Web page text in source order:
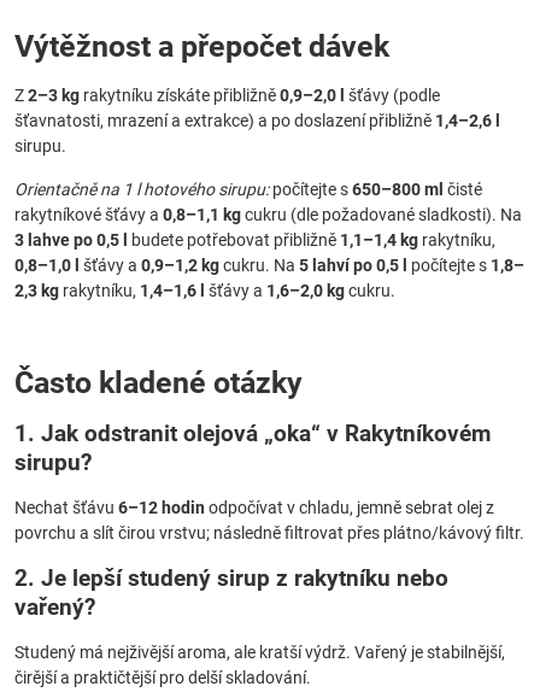
Výtěžnost a přepočet dávek
Z2–3 kg rakytníku získáte přibližně0,9–2,0 l
šťávy (podle
šťavnatosti, mrazení a extrakce) a po doslazení přibližně 1,4–2,6 l
sirupu.
Orientačně na 1 l hotového sirupu:počítejte s650–800 ml čisté
rakytníkové šťávy a 0,8–1,1 kgcukru (dle požadované sladkosti). Na
3 lahve po 0,5 l
budete potřebovat přibližně 1,1–1,4 kg rakytníku,
0,8–1,0 l
šťávy a 0,9–1,2 kgcukru. Na 5 lahví po 0,5 l počítejte s 1,8–
2,3 kg rakytníku, 1,4–1,6 l šťávy a 1,6–2,0 kgcukru.
Často kladené otázky
1. Jak odstranit olejová „oka“ v Rakytníkovém
sirupu?
Nechat šťávu 6–12 hodin odpočívat v chladu, jemně sebrat olej z
povrchu a slít čirou vrstvu; následně filtrovat přes plátno/kávový filtr.
2. Je lepší studený sirup z rakytníku nebo
vařený?
Studený má nejživější aroma, ale kratší výdrž. Vařený je stabilnější,
čirější a praktičtější pro delší skladování.